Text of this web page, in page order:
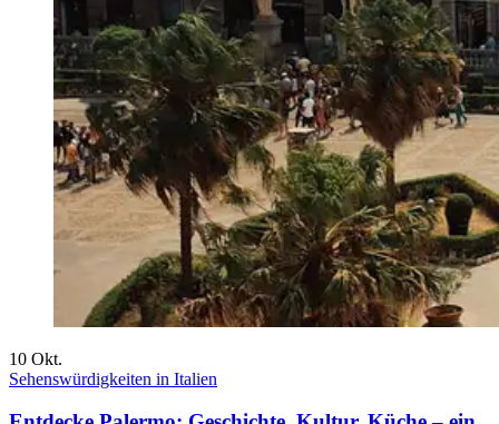
10 Okt.
Sehenswürdigkeiten in Italien